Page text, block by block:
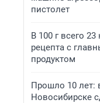
пистолет
В 100 г всего 23
рецепта с
продуктом
Прошло 10 лет:
Новосибирске